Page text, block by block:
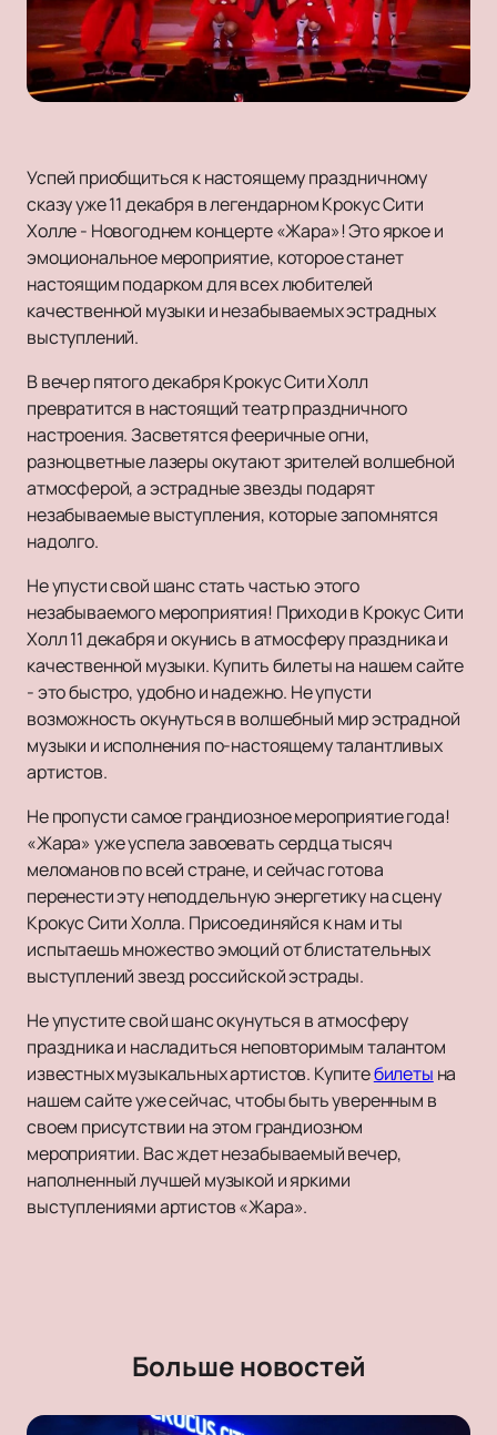
Успей приобщиться к настоящему праздничному
сказу уже 11 декабря в легендарном Крокус Сити
Холле - Новогоднем концерте «Жара»! Это яркое и
эмоциональное мероприятие, которое станет
настоящим подарком для всех любителей
качественной музыки и незабываемых эстрадных
выступлений.
В вечер пятого декабря Крокус Сити Холл
превратится в настоящий театр праздничного
настроения. Засветятся фееричные огни,
разноцветные лазеры окутают зрителей волшебной
атмосферой, а эстрадные звезды подарят
незабываемые выступления, которые запомнятся
надолго.
Не упусти свой шанс стать частью этого
незабываемого мероприятия! Приходи в Крокус Сити
Холл 11 декабря и окунись в атмосферу праздника и
качественной музыки. Купить билеты на нашем сайте
- это быстро, удобно и надежно. Не упусти
возможность окунуться в волшебный мир эстрадной
музыки и исполнения по-настоящему талантливых
артистов.
Не пропусти самое грандиозное мероприятие года!
«Жара» уже успела завоевать сердца тысяч
меломанов по всей стране, и сейчас готова
перенести эту неподдельную энергетику на сцену
Крокус Сити Холла. Присоединяйся к нам и ты
испытаешь множество эмоций от блистательных
выступлений звезд российской эстрады.
Не упустите свой шанс окунуться в атмосферу
праздника и насладиться неповторимым талантом
известных музыкальных артистов. Купитебилеты на
нашем сайте уже сейчас, чтобы быть уверенным в
своем присутствии на этом грандиозном
мероприятии. Вас ждет незабываемый вечер,
наполненный лучшей музыкой и яркими
выступлениями артистов «Жара».
Больше новостей